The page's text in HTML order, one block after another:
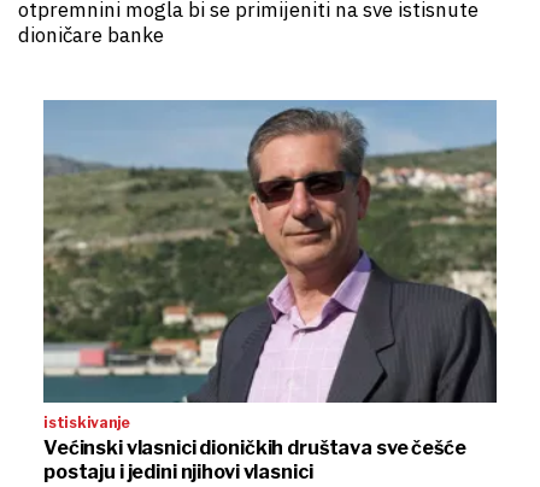
otpremnini mogla bi se primijeniti na sve istisnute
dioničare banke
istiskivanje
Većinski vlasnici dioničkih društava sve češće
postaju i jedini njihovi vlasnici